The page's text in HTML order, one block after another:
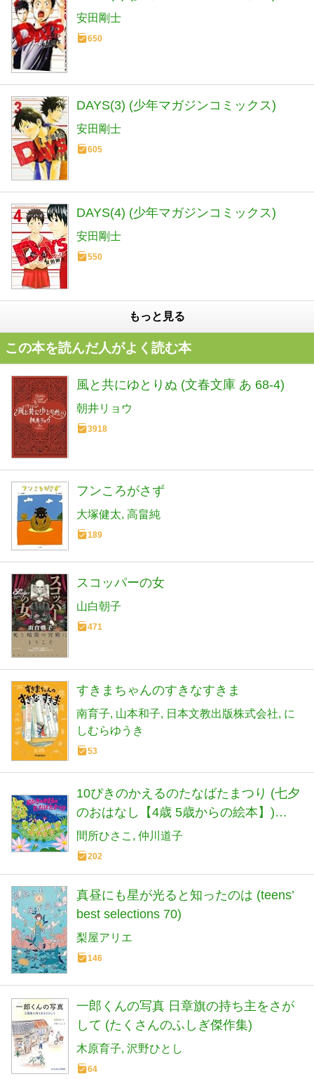
安田剛士
650
DAYS(3) (少年マガジンコミックス)
安田剛士
605
DAYS(4) (少年マガジンコミックス)
安田剛士
550
もっと見る
この本を読んだ人がよく読む本
風と共にゆとりぬ (文春文庫 あ 68-4)
朝井リョウ
3918
フンころがさず
大塚健太 高畠純
189
スコッパーの女
山白朝子
471
すきまちゃんのすきなすきま
南育子 山本和子 日本文教出版株式会社 に
しむらゆうき
53
10ぴきのかえるのたなばたまつり (七夕
のおはなし【4歳 5歳からの絵本】)
(PHPにこにこえほん)
間所ひさこ 仲川道子
202
真昼にも星が光ると知ったのは (teens’
best selections 70)
梨屋アリエ
146
一郎くんの写真 日章旗の持ち主をさが
して (たくさんのふしぎ傑作集)
木原育子 沢野ひとし
64